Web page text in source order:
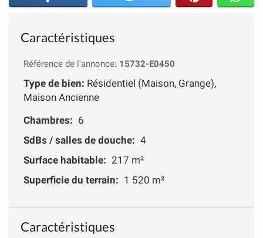
Caractéristiques
Référence de l'annonce: 15732-E0450
Type de bien: Résidentiel (Maison, Grange),
Maison Ancienne
Chambres: 6
SdBs / salles de douche: 4
Surface habitable: 217 m²
Superficie du terrain: 1 520 m²
Caractéristiques